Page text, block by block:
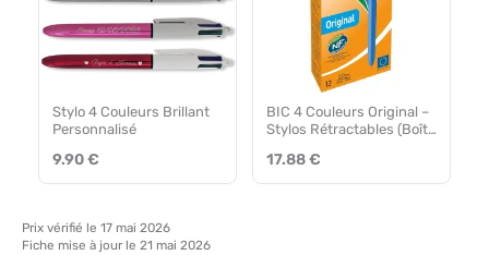
Stylo 4 Couleurs Brillant
Personnalisé
9.90 €
BIC 4 Couleurs Original –
Stylos Rétractables (Boîte
17.88 €
Prix vérifié le 17 mai 2026
Fiche mise à jour le 21 mai 2026